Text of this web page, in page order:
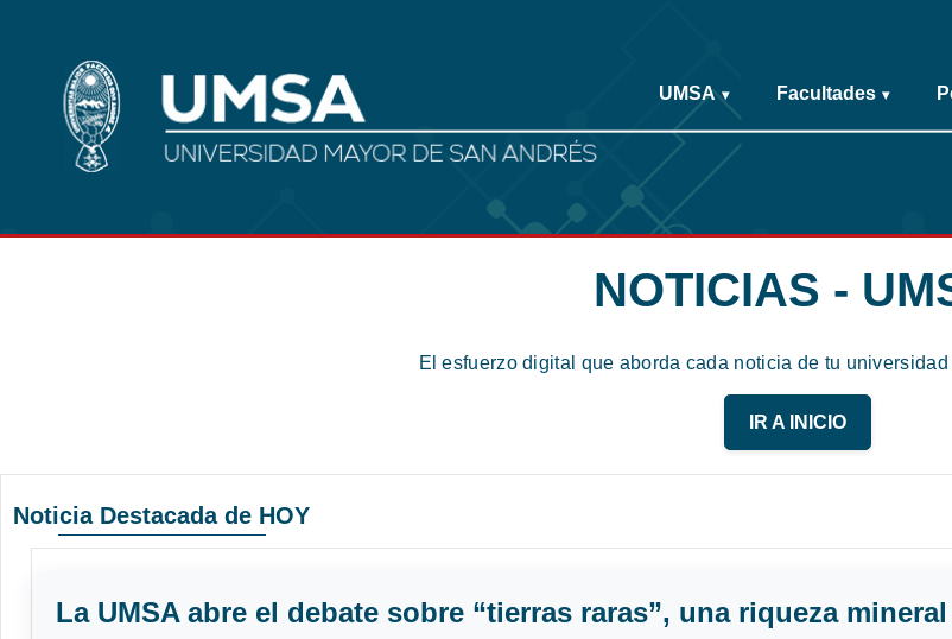
UMSA ▾ Facultades ▾
NOTICIAS -
El esfuerzo digital que aborda cada noticia de tu
IR A INICIO
Noticia Destacada de HOY
La UMSA abre el debate sobre “tierras raras”, una riqueza